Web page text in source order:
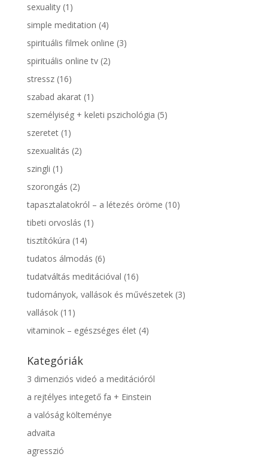
sexuality(1)
simple meditation (4)
spirituális filmek online (3)
spirituális online tv(2)
stressz(16)
szabad akarat(1)
személyiség + keleti pszichológia (5)
szeretet(1)
szexualitás (2)
szingli (1)
szorongás (2)
tapasztalatokról – a létezés öröme (10)
tibeti orvoslás (1)
tisztítókúra (14)
tudatos álmodás (6)
tudatváltás meditációval (16)
tudományok, vallások és művészetek(3)
vallások(11)
vitaminok – egészséges élet(4)
Kategóriák
3 dimenziós videó a meditációról
a rejtélyes integető fa + Einstein
a valóság költeménye
advaita
agresszió